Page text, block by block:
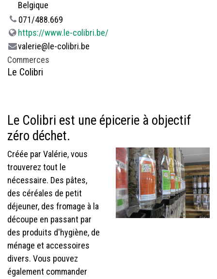
Belgique
071/488.669
https://www.le-colibri.be/
valerie@le-colibri.be
Commerces
Le Colibri
Le Colibri est une épicerie à objectif
zéro déchet.
Créée par Valérie, vous
trouverez tout le
nécessaire. Des pâtes,
des céréales de petit
déjeuner, des fromage à la
découpe en passant par
des produits d'hygiène, de
ménage et accessoires
divers. Vous pouvez
également commander